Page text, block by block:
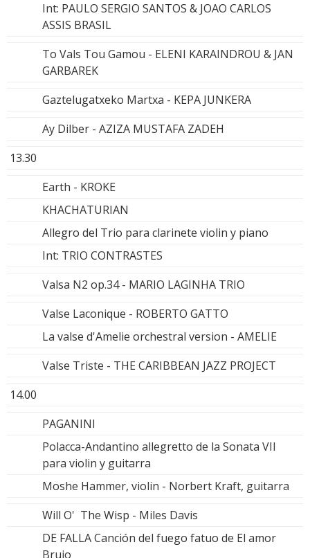
Int: PAULO SERGIO SANTOS & JOAO CARLOS
ASSIS BRASIL
To Vals Tou Gamou - ELENI KARAINDROU & JAN
GARBAREK
Gaztelugatxeko Martxa - KEPA JUNKERA
Ay Dilber - AZIZA MUSTAFA ZADEH
13.30
Earth - KROKE
KHACHATURIAN
Allegro del Trio para clarinete violin y piano
Int: TRIO CONTRASTES
Valsa N2 op.34 - MARIO LAGINHA TRIO
Valse Laconique - ROBERTO GATTO
La valse d'Amelie orchestral version - AMELIE
Valse Triste - THE CARIBBEAN JAZZ PROJECT
14.00
PAGANINI
Polacca-Andantino allegretto de la Sonata VII
para violin y guitarra
Moshe Hammer, violin - Norbert Kraft, guitarra
Will O' The Wisp - Miles Davis
DE FALLA Canción del fuego fatuo de El amor
Brujo